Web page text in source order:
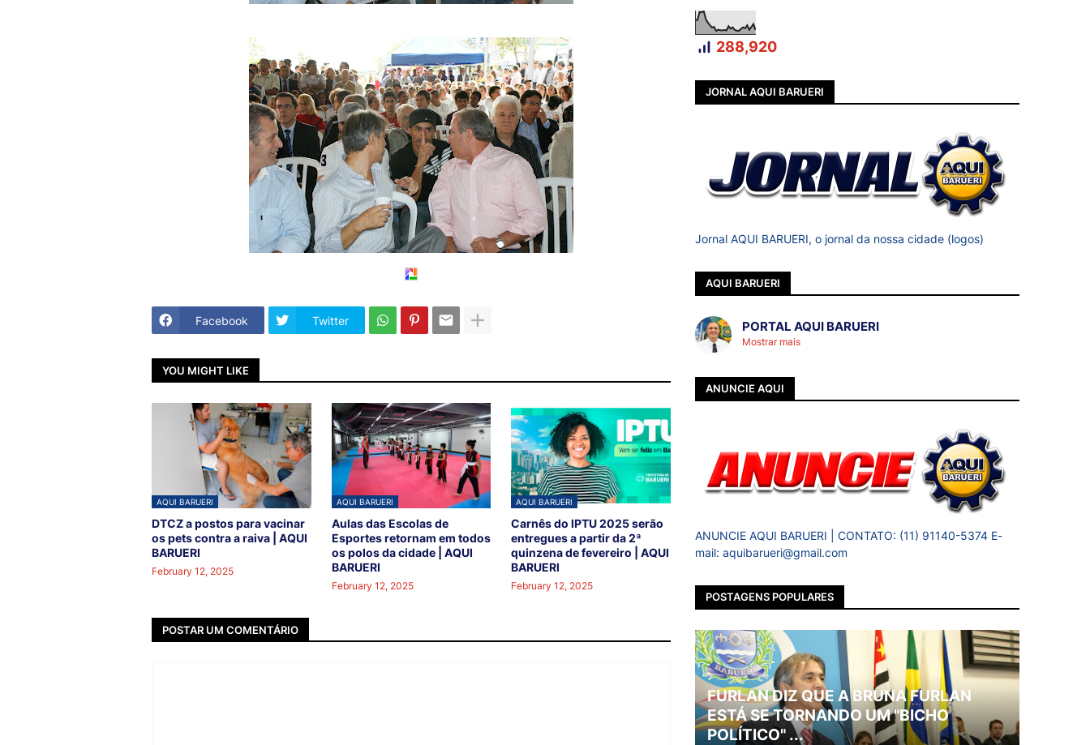
Facebook Twitter
YOU MIGHT LIKE
AQUI BARUERI
DTCZ a postos para vacinar
os pets contra a raiva | AQUI
BARUERI
February 12, 2025
AQUI BARUERI
Aulas das Escolas de
Esportes retornam em todos
os polos da cidade | AQUI
BARUERI
February 12, 2025
AQUI BARUERI
Carnês do IPTU 2025 serão
entregues a partir da 2ª
quinzena de fevereiro | AQUI
BARUERI
February 12, 2025
POSTAR UM COMENTÁRIO
288,920
JORNAL AQUI BARUERI
Jornal AQUI BARUERI, o jornal da nossa cidade (logos)
AQUI BARUERI
PORTAL AQUI BARUERI
Mostrar mais
ANUNCIE AQUI
ANUNCIE AQUI BARUERI | CONTATO: (11) 91140-5374 E-
mail: aquibarueri@gmail.com
POSTAGENS POPULARES
FURLAN DIZ QUE A BRUNA FURLAN
ESTÁ SE TORNANDO UM "BICHO
POLÍTICO" ...